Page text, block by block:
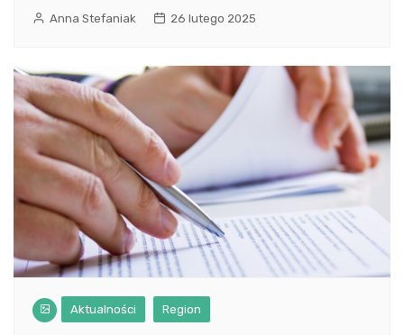
Anna Stefaniak 26 lutego 2025
Aktualności Region